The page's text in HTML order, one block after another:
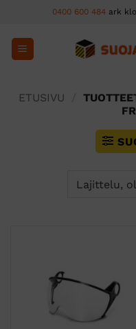
content
0400 600 484 ark
ETUSIVU